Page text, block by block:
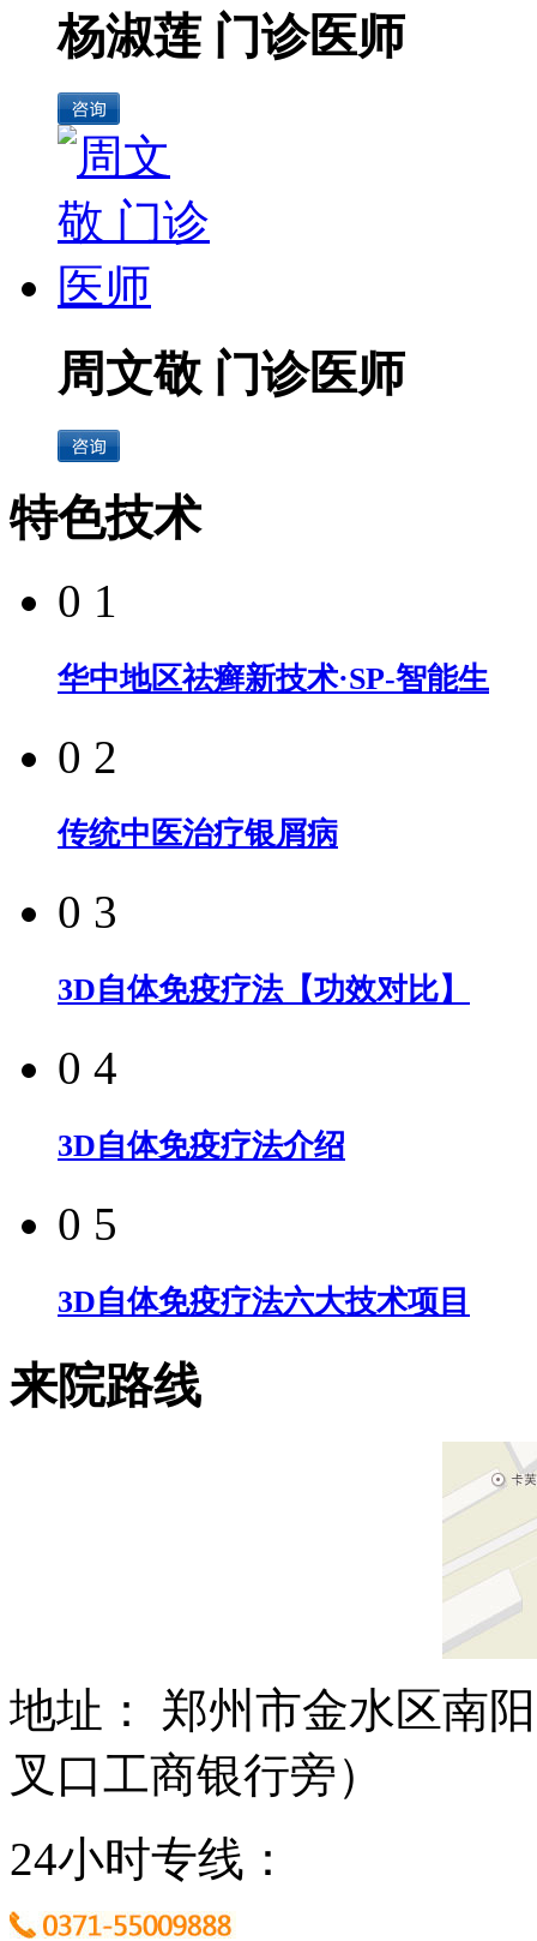
杨淑莲 门诊医师
周文敬 门诊医师
特色技术
0 1
华中地区祛癣新技术·SP-智能生
0 2
传统中医治疗银屑病
0 3
3D自体免疫疗法【功效对比】
0 4
3D自体免疫疗法介绍
0 5
3D自体免疫疗法六大技术项目
来院路线
地址： 郑州市金水区南
叉口工商银行旁）
24小时专线：